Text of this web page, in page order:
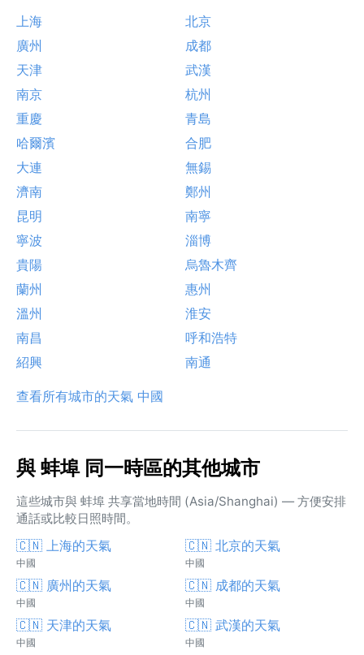
上海
北京
廣州
成都
天津
武漢
南京
杭州
重慶
青島
哈爾濱
合肥
大連
無錫
濟南
鄭州
昆明
南寧
寧波
淄博
貴陽
烏魯木齊
蘭州
惠州
溫州
淮安
南昌
呼和浩特
紹興
南通
查看所有城市的天氣 中國
與 蚌埠 同一時區的其他城市
這些城市與 蚌埠 共享當地時間 (Asia/Shanghai) — 方便安排
通話或比較日照時間。
🇨🇳 上海的天氣
中國
🇨🇳 北京的天氣
中國
🇨🇳 廣州的天氣
中國
🇨🇳 成都的天氣
中國
🇨🇳 天津的天氣
中國
🇨🇳 武漢的天氣
中國